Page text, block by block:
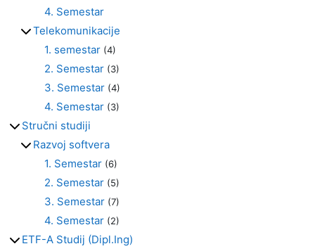
4. Semestar
Telekomunikacije
1. semestar (4)
2. Semestar (3)
3. Semestar (4)
4. Semestar (3)
Stručni studiji
Razvoj softvera
1. Semestar (6)
2. Semestar (5)
3. Semestar (7)
4. Semestar (2)
ETF-A Studij (Dipl.Ing)